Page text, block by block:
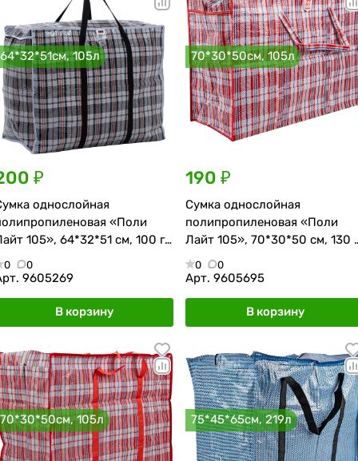
64*32*51см, 105л
₽
однослойная
«Поли
105», 64*32*51 см, 100 г/
чёрно-красная
0 0
9605269
В корзину
70*30*50см, 105л
190 ₽
Сумка однослойная
полипропиленовая «Поли
Лайт 105», 70*30*50 см, 130
м², красно-синяя
0 0
Арт. 9605695
В корзину
70*30*50см, 105л 75*45*65см, 219л